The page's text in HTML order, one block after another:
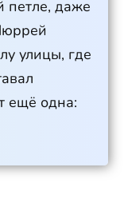
петле, даже
улицы, где
ещё одна: